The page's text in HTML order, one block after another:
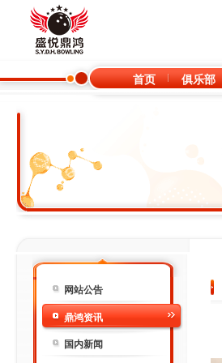
首页 俱乐部
网站公告
鼎鸿资讯
国内新闻